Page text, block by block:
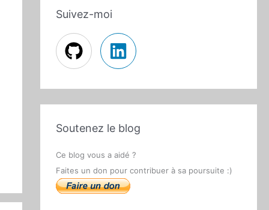
Suivez-moi
Soutenez le blog
Ce blog vous a aidé ?
Faites un don pour contribuer à sa poursuite :)